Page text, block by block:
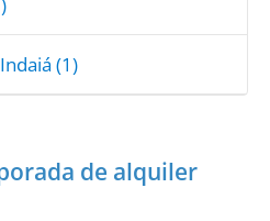
(1)
de alquiler